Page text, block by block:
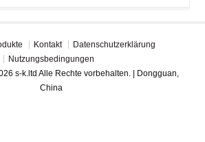
Kontakt
Datenschutzerklärung
Nutzungsbedingungen
s-k.ltd Alle Rechte vorbehalten. | Dongguan,
China